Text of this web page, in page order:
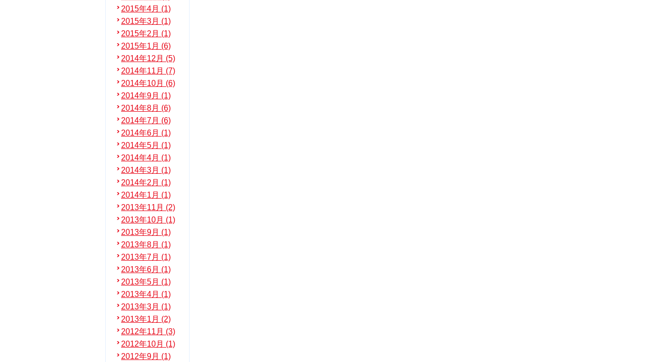
2015年4月 (1)
2015年3月 (1)
2015年2月 (1)
2015年1月 (6)
2014年12月 (5)
2014年11月 (7)
2014年10月 (6)
2014年9月 (1)
2014年8月 (6)
2014年7月 (6)
2014年6月 (1)
2014年5月 (1)
2014年4月 (1)
2014年3月 (1)
2014年2月 (1)
2014年1月 (1)
2013年11月 (2)
2013年10月 (1)
2013年9月 (1)
2013年8月 (1)
2013年7月 (1)
2013年6月 (1)
2013年5月 (1)
2013年4月 (1)
2013年3月 (1)
2013年1月 (2)
2012年11月 (3)
2012年10月 (1)
2012年9月 (1)